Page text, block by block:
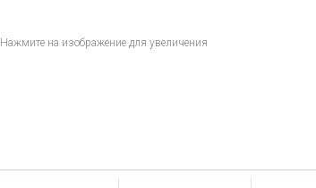
Нажмите на изображение для увеличения